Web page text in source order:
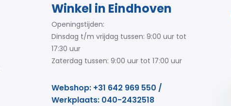
Winkel in Eindhoven
Openingstijden:
Dinsdag t/m vrijdag tussen: 9:00 uur tot
17:30 uur
Zaterdag tussen: 9:00 uur tot 17:00 uur
Webshop: +31 642 969 550 /
Werkplaats: 040-2432518